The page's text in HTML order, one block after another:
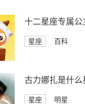
十二星座专属公
星座 百科
古力娜扎是什么
星座 明星